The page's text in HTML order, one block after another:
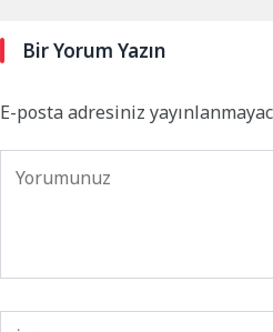
Bir Yorum Yazın
E-posta adresiniz